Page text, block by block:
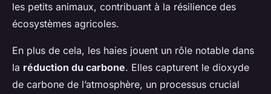
les petits animaux, contribuant à la résilience des
écosystèmes agricoles.
En plus de cela, les haies jouent un rôle notable dans
la réduction du carbone. Elles capturent le dioxyde
de carbone de l’atmosphère, un processus crucial